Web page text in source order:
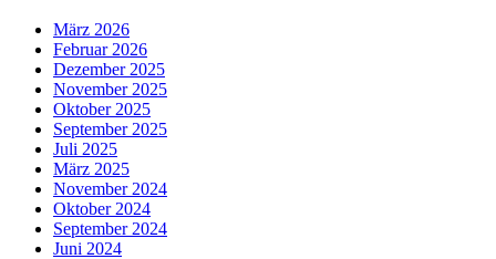
März 2026
Februar 2026
Dezember 2025
November 2025
Oktober 2025
September 2025
Juli 2025
März 2025
November 2024
Oktober 2024
September 2024
Juni 2024